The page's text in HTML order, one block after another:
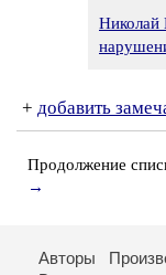
Николай
+ добавить
Продолжение
→
Авторы